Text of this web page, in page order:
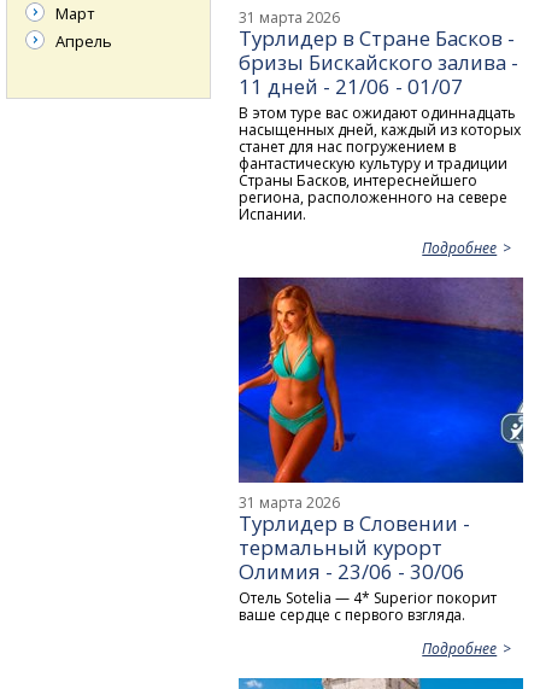
31 марта 2026
Турлидер в Стране Басков -
бризы Бискайского залива -
11 дней - 21/06 - 01/07
В этом туре вас ожидают одиннадцать
насыщенных дней, каждый из которых
станет для нас погружением в
фантастическую культуру и традиции
Страны Басков, интереснейшего
региона, расположенного на севере
Испании.
Подробнее
31 марта 2026
Турлидер в Словении -
термальный курорт
Олимия - 23/06 - 30/06
Отель Sotelia — 4* Superior покорит
ваше сердце с первого взгляда.
Подробнее
Март
Апрель